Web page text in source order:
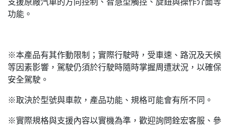
功能。
※本產品有其作動限制；實際行駛時，受車速、路況及天候
等因素影響，駕駛仍須於行駛時隨時掌握周遭狀況，以確保
安全駕駛。
※取決於型號與車款，產品功能、規格可能會有所不同。
※實際規格與支援內容以實機為準，歡迎詢問銓宏客服、參